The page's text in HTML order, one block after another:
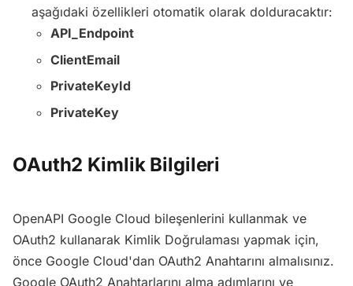
aşağıdaki özellikleri otomatik olarak dolduracaktır:
API_Endpoint
ClientEmail
PrivateKeyId
PrivateKey
OAuth2 Kimlik Bilgileri
OpenAPI Google Cloud bileşenlerini kullanmak ve
OAuth2 kullanarak Kimlik Doğrulaması yapmak için,
önce Google Cloud'dan OAuth2 Anahtarını almalısınız.
Google OAuth2 Anahtarlarını alma adımlarını ve